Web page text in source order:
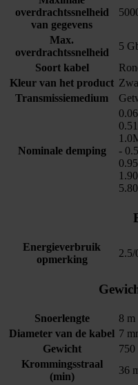
overdrachtssnelheid
van gegevens
Max.
overdrachtssnelheid
5
Soort kabel
Kleur van het product
Transmissiemedium
Nominale demping
-
Energieverbruik
opmerking
Snoerlengte
8 m
Diameter van de kabel 7
Gewicht
750
Krommingsstraal
(min)
36